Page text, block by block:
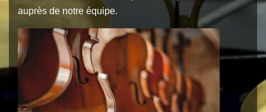
auprès de notre équipe.